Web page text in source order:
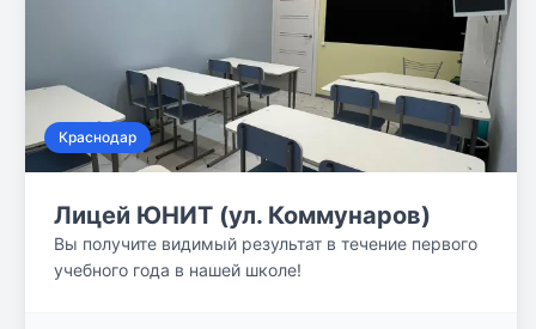
Краснодар
Лицей ЮНИТ (ул. Коммунаров)
Вы получите видимый результат в течение первого
учебного года в нашей школе!